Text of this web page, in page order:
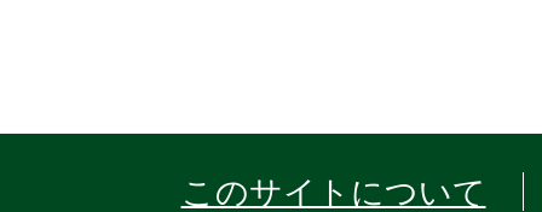
このサイトについて